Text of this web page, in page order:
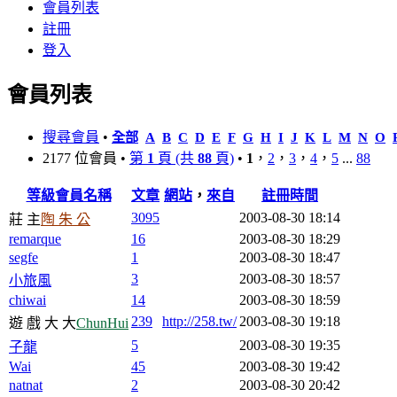
會員列表
註冊
登入
會員列表
搜尋會員 • 全部 A B C D E F G H I J K L M N O
2177 位會員 • 第 1 頁 (共 88 頁) • 1 ， 2 ， 3 ， 4 ， 5 ... 88
等級會員名稱 文章 網站 ， 來自
註冊時間
莊 主陶 朱 公 3095
2003-08-30 18:14
remarque
16
2003-08-30 18:29
segfe
1
2003-08-30 18:47
小旅風
3
2003-08-30 18:57
chiwai
14
2003-08-30 18:59
遊 戲 大 大ChunHui239 http://258.tw/2003-08-30 19:18
子龍
5
2003-08-30 19:35
Wai
45
2003-08-30 19:42
natnat
2
2003-08-30 20:42